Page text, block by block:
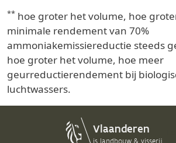
** hoe groter het volume, hoe
minimale rendement van 70%
ammoniakemissiereductie steeds
hoe groter het volume, hoe meer
geurreductierendement bij
luchtwassers.